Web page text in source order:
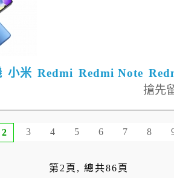
小米 Redmi Redmi Note
搶先
2 3 4 5 6 7 8
第2頁, 總共86頁